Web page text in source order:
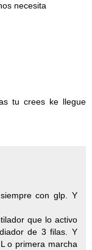
necesita
tu crees ke llegue
con glp. Y
que lo activo
de 3 filas. Y
o primera marcha